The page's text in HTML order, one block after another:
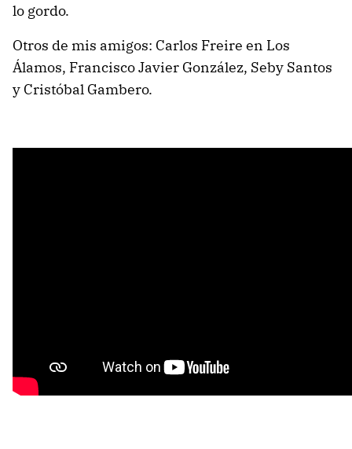
lo gordo.
Otros de mis amigos: Carlos Freire en Los
Álamos, Francisco Javier González, Seby Santos
y Cristóbal Gambero.